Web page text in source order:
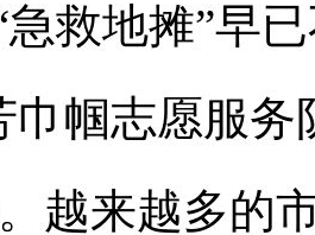
急救地摊”早
巾帼志愿服
越来越多的